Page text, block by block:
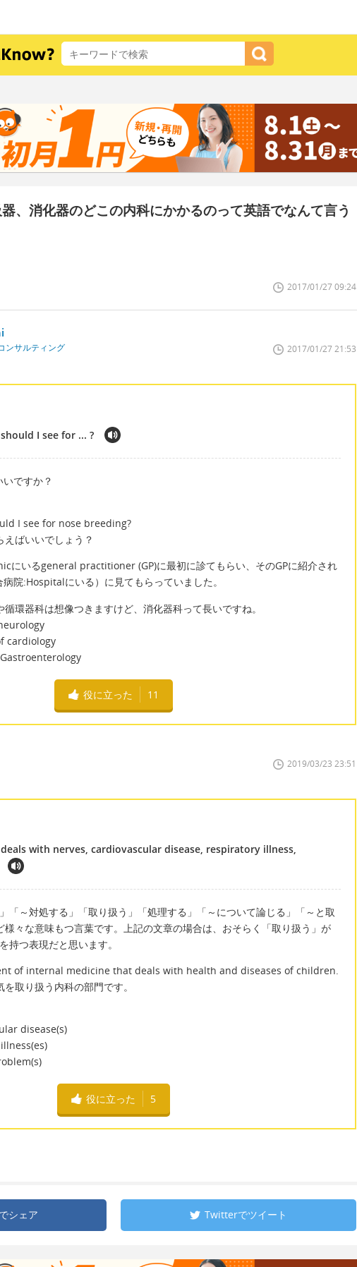
、消化器のどこの内科にかかるのって英語でなんて言う
2017/01/27 09:24
ンサルティング 2017/01/27 21:53
I see for ... ?
いですか？
I see for nose breeding?
ばいいでしょう？
にいるgeneral practitioner (GP)に最初に診てもらい、そのGPに紹介され
院:Hospitalにいる）に見てもらっていました。
環器科は想像つきますけど、消化器科って長いですね。
cardiology
役に立った 11
2019/03/23 23:51
with nerves, cardiovascular disease, respiratory illness,
「～対処する」「取り扱う」「処理する」「～について論じる」「～と取
様々な意味もつ言葉です。上記の文章の場合は、おそらく「取り扱う」が
つ表現だと思います。
of internal medicine that deals with health and diseases of children.
取り扱う内科の部門です。
disease(s)
役に立った 5
シェア Twitterでツイート